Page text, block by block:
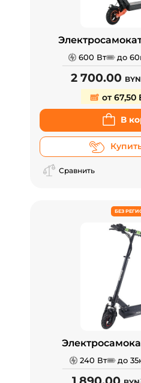
600 Вт до
2 700.00 BYN
от 67,50
В
Сравнить
БЕЗ
240 Вт до